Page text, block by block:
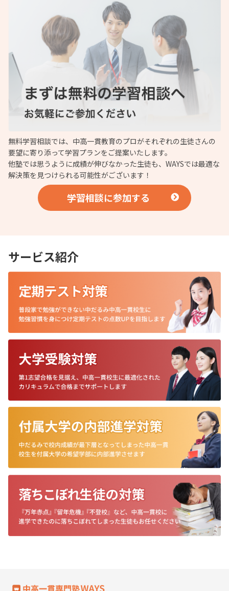
無料学習相談では、中高一貫教育のプロがそれぞれの生徒さんの
要望に寄り添って学習プランをご提案いたします。
他塾では思うように成績が伸びなかった生徒も、WAYSでは最適な
解決策を見つけられる可能性がございます！
学習相談に参加する
サービス紹介